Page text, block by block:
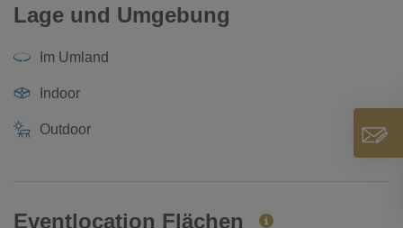
Lage und Umgebung
Im Umland
Indoor
Outdoor
Eventlocation Flächen